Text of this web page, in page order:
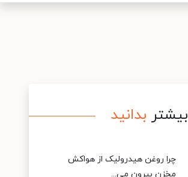
بیشتر بدانید
چرا روغن هیدرولیک از هواکش
مخزن بیرون می...